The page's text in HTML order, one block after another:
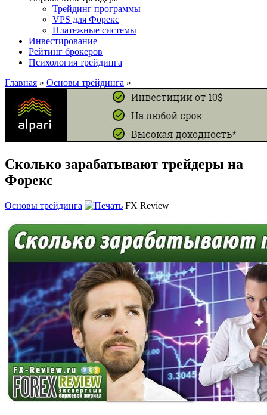
Трейдинг программы
VPS для Форекс
Платежные системы
Инвестирование
Рейтинг брокеров
Психология трейдинга
Главная » Основы трейдинга »
Сколько зарабатывают трейдеры на
Форекс
Основы трейдинга FX Review